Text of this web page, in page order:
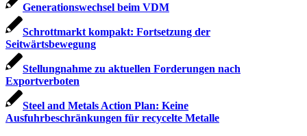
Generationswechsel beim VDM
Schrottmarkt kompakt: Fortsetzung der
Seitwärtsbewegung
Stellungnahme zu aktuellen Forderungen nach
Exportverboten
Steel and Metals Action Plan: Keine
Ausfuhrbeschränkungen für recycelte Metalle